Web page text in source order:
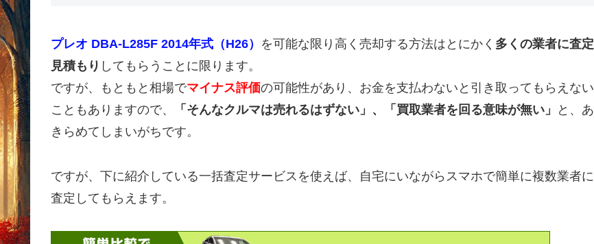
プレオ DBA-L285F 2014年式（H26） を可能な限り高く売却する方法はとにかく 多くの業者に査定
見積もり してもらうことに限ります。
ですが、もともと相場でマイナス評価の可能性があり、お金を支払わないと引き取ってもらえない
こともありますので、
「そんなクルマは売れるはずない」、「買取業者を回る意味が無い」
と、あ
きらめてしまいがちです。
ですが、下に紹介している一括査定サービスを使えば、自宅にいながらスマホで簡単に複数業者に
査定してもらえます。